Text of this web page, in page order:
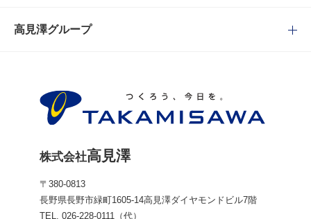
高見澤グループ
株式会社高見澤
〒380-0813
長野県長野市緑町1605-14高見澤ダイヤモンドビル7階
TEL. 026-228-0111 （代）